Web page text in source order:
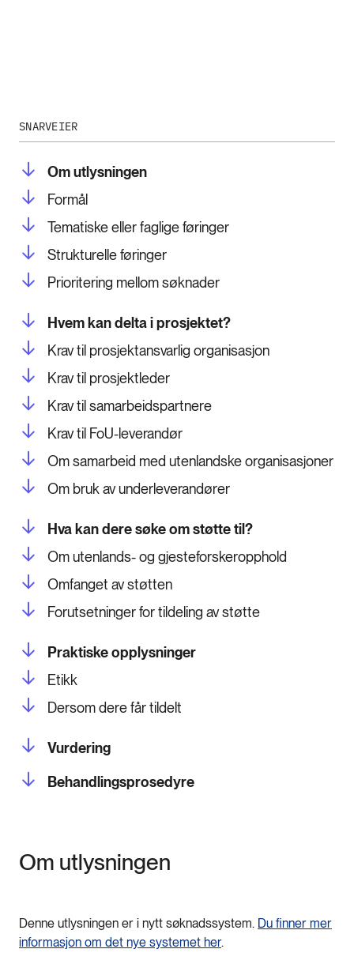
SNARVEIER
Om utlysningen
Formål
Tematiske eller faglige føringer
Strukturelle føringer
Prioritering mellom søknader
Hvem kan delta i prosjektet?
Krav til prosjektansvarlig organisasjon
Krav til prosjektleder
Krav til samarbeidspartnere
Krav til FoU-leverandør
Om samarbeid med utenlandske organisasjoner
Om bruk av underleverandører
Hva kan dere søke om støtte til?
Om utenlands- og gjesteforskeropphold
Omfanget av støtten
Forutsetninger for tildeling av støtte
Praktiske opplysninger
Etikk
Dersom dere får tildelt
Vurdering
Behandlingsprosedyre
Om utlysningen
Denne utlysningen er i nytt søknadssystem. Du finner mer
informasjon om det nye systemet her.